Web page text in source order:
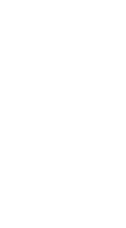
элементы для
от типа грунта).
2 до 6 метров.
поверхностях при помощи